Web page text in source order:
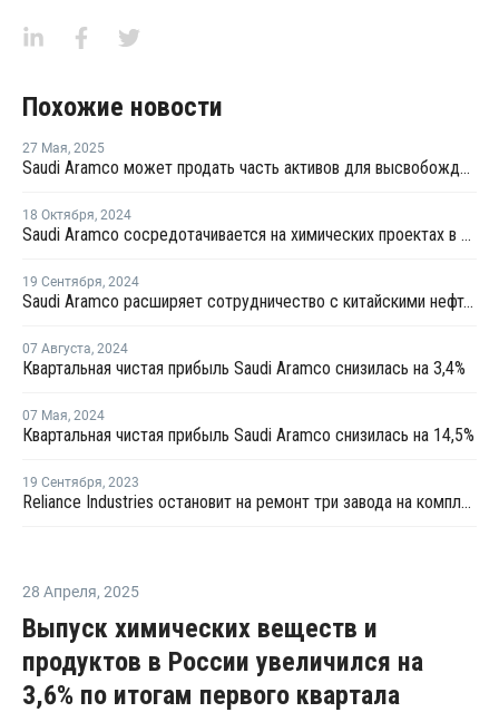
Похожие новости
27 Мая, 2025
Saudi Aramco может продать часть активов для высвобождения средств
18 Октября, 2024
Saudi Aramco сосредотачивается на химических проектах в Азии
19 Сентября, 2024
Saudi Aramco расширяет сотрудничество с китайскими нефтехимическими компаниями
07 Августа, 2024
Квартальная чистая прибыль Saudi Aramco снизилась на 3,4%
07 Мая, 2024
Квартальная чистая прибыль Saudi Aramco снизилась на 14,5%
19 Сентября, 2023
Reliance Industries остановит на ремонт три завода на комплекса Джамнагар
28 Апреля, 2025
Выпуск химических веществ и
продуктов в России увеличился на
3,6% по итогам первого квартала